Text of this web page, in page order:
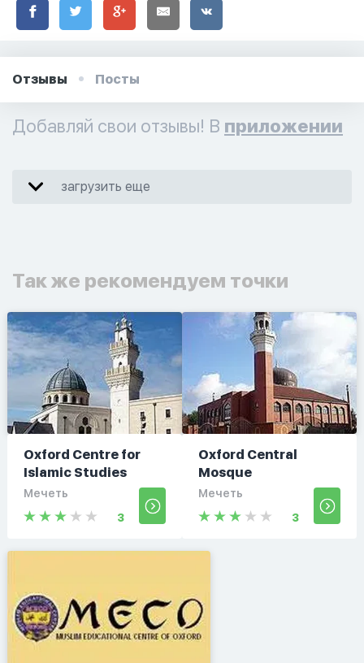
Отзывы Посты
Добавляй свои отзывы! В приложении
загрузить еще
Так же рекомендуем точки
Oxford Centre for
Islamic Studies
Мечеть
3
Oxford Central
Mosque
Мечеть
3